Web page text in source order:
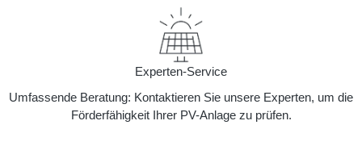
Experten-Service
Umfassende Beratung: Kontaktieren Sie unsere Experten, um die
Förderfähigkeit Ihrer PV-Anlage zu prüfen.